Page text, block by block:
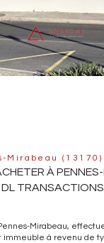
Mirabeau (13170)
À
DL TRANSACTIONS
Mirabeau,
immeuble à revenu de